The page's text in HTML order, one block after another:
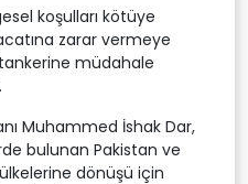
koşulları kötüye
zarar vermeye
müdahale
Muhammed İshak Dar,
bulunan Pakistan ve
dönüşü için